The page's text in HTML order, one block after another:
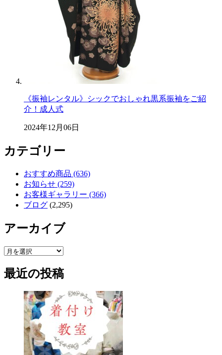
《振袖レンタル》シックでおしゃれ黒系振袖をご紹
介！成人式
2024年12月06日
カテゴリー
おすすめ商品 (636)
お知らせ (259)
お客様ギャラリー (366)
ブログ (2,295)
アーカイブ
ア
カ
イ
最近の投稿